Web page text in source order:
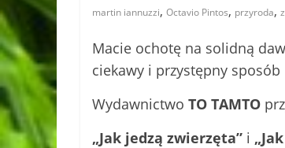
martin iannuzzi, Octavio Pintos, przyroda,
Macie ochotę na solidną
ciekawy i przystępny
Wydawnictwo TO TAMTO
„Jak jedzą zwierzęta” i